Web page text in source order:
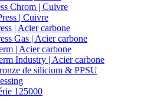
Chrom | Cuivre
| Cuivre
| Acier carbone
Gas | Acier carbone
| Acier carbone
Industry | Acier carbone
de silicium & PPSU
125000